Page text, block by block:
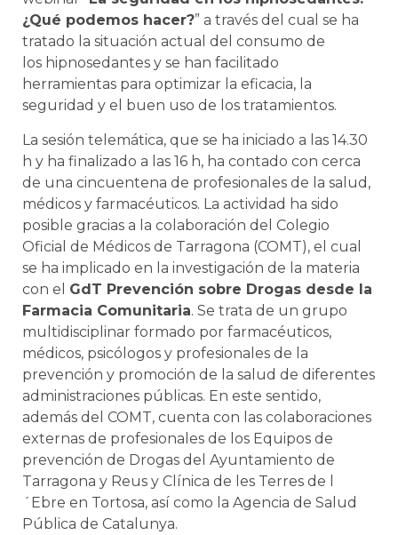
¿Qué podemos hacer?” a través del cual se ha
tratado la situación actual del consumo de
los hipnosedantes y se han facilitado
herramientas para optimizar la eficacia, la
seguridad y el buen uso de los tratamientos.
La sesión telemática, que se ha iniciado a las 14.30
h y ha finalizado a las 16 h, ha contado con cerca
de una cincuentena de profesionales de la salud,
médicos y farmacéuticos. La actividad ha sido
posible gracias a la colaboración del Colegio
Oficial de Médicos de Tarragona (COMT), el cual
se ha implicado en la investigación de la materia
con el GdT Prevención sobre Drogas desde la
Farmacia Comunitaria. Se trata de un grupo
multidisciplinar formado por farmacéuticos,
médicos, psicólogos y profesionales de la
prevención y promoción de la salud de diferentes
administraciones públicas. En este sentido,
además del COMT, cuenta con las colaboraciones
externas de profesionales de los Equipos de
prevención de Drogas del Ayuntamiento de
Tarragona y Reus y Clínica de les Terres de l
´Ebre en Tortosa, así como la Agencia de Salud
Pública de Catalunya.